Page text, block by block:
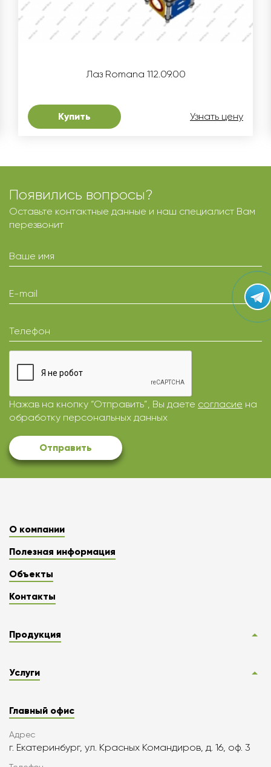
Лаз Romana 112.09.00
Купить Узнать цену
Появились вопросы?
Оставьте контактные данные и наш специалист Вам
перезвонит
Ваше имя
E-mail
Телефон
Нажав на кнопку “Отправить”, Вы даете согласие на
обработку персональных данных
Отправить
О компании
Полезная информация
Объекты
Контакты
Продукция
Услуги
Главный офис
Адрес
г. Екатеринбург, ул. Красных Командиров, д. 16, оф. 3